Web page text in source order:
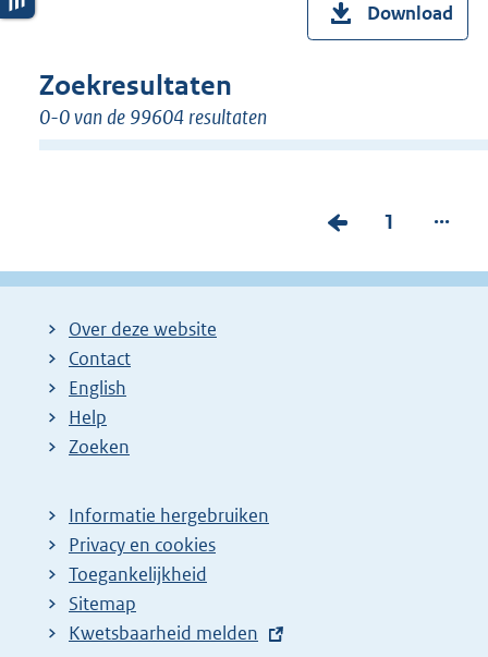
Download
Zoekresultaten
0-0 van de 99604 resultaten
V
r
P
g
1 ...
Over deze website
Contact
English
Help
Zoeken
Informatie hergebruiken
Privacy en cookies
Toegankelijkheid
Sitemap
E
Kwetsbaarheid melden